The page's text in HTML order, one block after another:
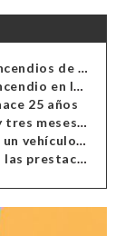
Detenido el autor de una oleada de incendios de contenedores en Almería
Madre e hijo hospitalizados tras un incendio en la cocina de una vivienda en Almería
25 años
Confirmada la condena de tres años y tres meses al hombre de Antas acusado de xenofobia
Cinco heridos al caer por un barranco un vehículo en Alcolea
Detenido un matrimonio que cobraba las prestaciones de ilegales en Almería, Granada, Málaga, Huelva y Murcia